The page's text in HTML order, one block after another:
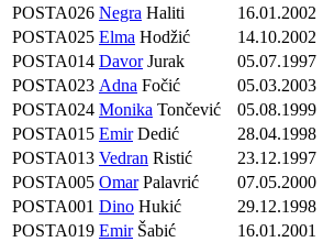
POSTA026 Negra Haliti 16.01.2002
POSTA025 Elma Hodžić 14.10.2002
POSTA014 DavorJurak 05.07.1997
POSTA023 Adna Fočić 05.03.2003
POSTA024 Monika Tončević 05.08.1999
POSTA015 EmirDedić 28.04.1998
POSTA013 Vedran Ristić 23.12.1997
POSTA005 OmarPalavrić 07.05.2000
POSTA001 Dino Hukić 29.12.1998
POSTA019 EmirŠabić 16.01.2001